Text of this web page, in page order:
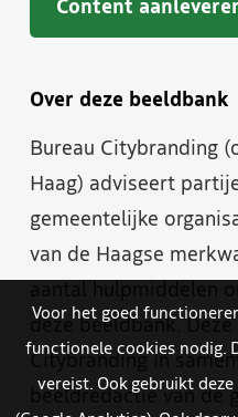
Content
Over deze beeldbank
Bureau Citybranding
Haag) adviseert
gemeentelijke
van de Haagse
deze beeldbank.
Citybranding in
beeldredactie van de
Voor het goed
functionele cookies nodig.
vereist. Ook gebruikt